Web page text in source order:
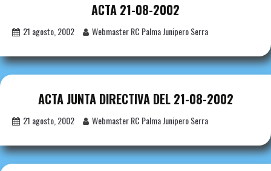
ACTA 21-08-2002
21 agosto, 2002 Webmaster RC Palma Junipero Serra
ACTA JUNTA DIRECTIVA DEL 21-08-2002
21 agosto, 2002 Webmaster RC Palma Junipero Serra